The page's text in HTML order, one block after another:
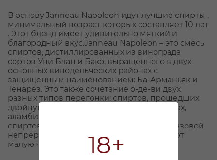
18+
В основу Janneau Napoleon идут лучшие спирты ,
минимальный возраст которых составляет 10 лет
. Этот бленд имеет удивительно мягкий и
благородный вкус.Janneau Napoleon – это смесь
спиртов, дистиллированных из винограда
сортов Уни Блан и Бако, выращенного в двух
основных винодельческих районах с
защищенным наименованием: Ба-Арманьяк и
Тенарез. Это также сочетание о-де-ви двух
разных типов перегонки: спиртов, прошедших
двойную дистилляцию в перегонных кубах,
аламбиках (они преобладают в купаже), и
спиртов, полученных в результате одноразовой
непрерывной дистилляции (они занимают
малую часть купажа).